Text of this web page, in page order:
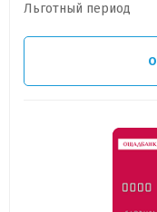
Льготный период